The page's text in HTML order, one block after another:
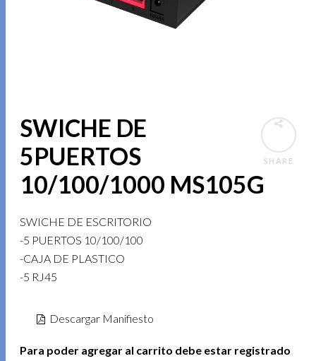
SHARE
SWICHE DE
5PUERTOS
10/100/1000 MS105G
SWICHE DE ESCRITORIO
-5 PUERTOS 10/100/100
-CAJA DE PLASTICO
-5 RJ45
Descargar Manifiesto
Para poder agregar al carrito debe estar registrado